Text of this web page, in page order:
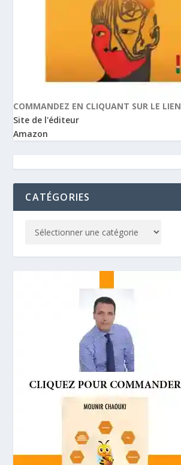
COMMANDEZ EN CLIQUANT SUR LE LIEN
Site de l'éditeur
Amazon
CATÉGORIES